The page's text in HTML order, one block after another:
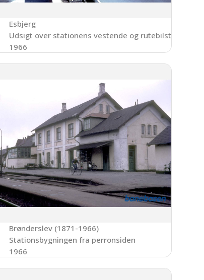
Esbjerg
Udsigt over stationens vestende og rutebilstationen
1966
Brønderslev (1871-1966)
Stationsbygningen fra perronsiden
1966